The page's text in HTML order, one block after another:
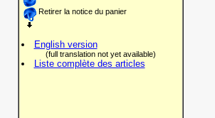
Retirer la notice du panier
English version
(full translation not yet available)
Liste complète des articles